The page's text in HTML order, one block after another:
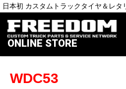
日本初 カスタムトラックタイヤ＆レタ
ONLINE STORE
WDC53